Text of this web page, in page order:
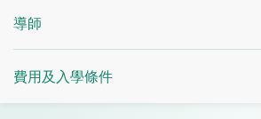
導師
費用及入學條件